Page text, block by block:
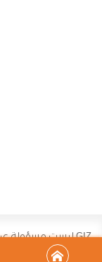
GIZ ليست مسؤولة عن محتوى هذا الموقع